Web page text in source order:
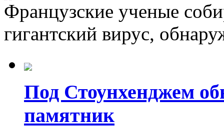
Французские ученые
гигантский вирус,
Под Стоунхенджем
памятник